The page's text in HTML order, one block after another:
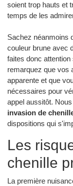
soient trop hauts et
temps de les
Sachez néanmoins
couleur brune avec
faites donc
remarquez que vos
apparente et que
nécessaires pour
appel aussitôt.
invasion de
dispositions qui
Les
chenille
La première